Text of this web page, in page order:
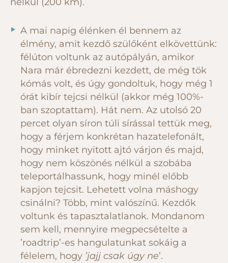
A mai napig élénken él bennem az
élmény, amit kezdő szülőként elkövettünk:
félúton voltunk az autópályán, amikor
Nara már ébredezni kezdett, de még tök
kómás volt, és úgy gondoltuk, hogy még 1
órát kibír tejcsi nélkül (akkor még 100%-
ban szoptattam). Hát nem. Az utolsó 20
percet olyan síron túli sírással tettük meg,
hogy a férjem konkrétan hazatelefonált,
hogy minket nyitott ajtó várjon és majd,
hogy nem köszönés nélkül a szobába
teleportálhassunk, hogy minél előbb
kapjon tejcsit. Lehetett volna máshogy
csinálni? Több, mint valószínű. Kezdők
voltunk és tapasztalatlanok. Mondanom
sem kell, mennyire megpecsételte a
’roadtrip’-es hangulatunkat sokáig a
félelem, hogy ’jajj csak úgy ne’.